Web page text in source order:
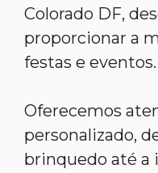
Colorado DF,
proporcionar a
festas e eventos.
Oferecemos
personalizado,
brinquedo até a